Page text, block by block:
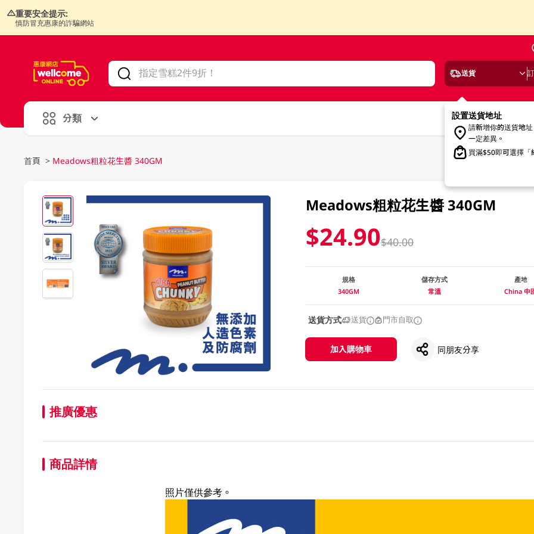
重要安全提示:
慎防冒充惠康的詐騙網站
送貨
設置送貨地址
請新增你的送貨地
一定差異。
買滿$50即可選擇「
分類
首頁 > Meadows粗粒花生醬 340GM
Meadows粗粒花生醬 340GM
$24.90$40.00
規格
340GM
儲存方式
常溫
產地
China 中
送貨方式 送貨 門市自取
加入購物車 同朋友分享
推廣優惠
商品詳情
照片僅供參考。